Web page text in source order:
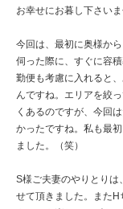
お幸せにお暮し下さいま
今回は、最初に奥様か
伺った際に、すぐに容
勤便も考慮に入れると
んですね。エリアを絞
くあるのですが、今回
かったですね。私も最
ました。（笑）
S様ご夫妻のやりとりは
せて頂きました。また